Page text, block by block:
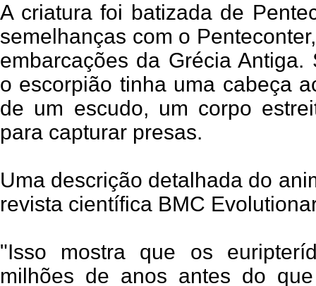
A criatura foi batizada de
semelhanças com o
embarcações da Grécia Antiga.
o escorpião tinha uma cabeça
de um escudo, um corpo
para capturar presas.
Uma descrição detalhada do
revista científica BMC
"Isso mostra que os
milhões de anos antes do